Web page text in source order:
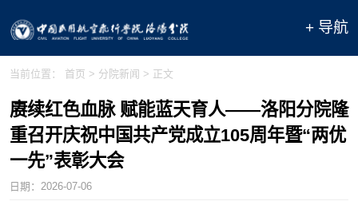
+ 导航
当前位置： 首页 > 分院新闻 > 正文
赓续红色血脉 赋能蓝天育人——洛阳分院隆
重召开庆祝中国共产党成立105周年暨“两优
一先”表彰大会
日期： 2026-07-06